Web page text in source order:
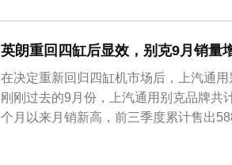
英朗重回四缸后显效，别克9月销量
在决定重新回归四缸机市场后，上汽通
刚刚过去的9月份，上汽通用别克品牌共
个月以来月销新高，前三季度累计售出
元级的MPV车型，别克GL8在MPV市场